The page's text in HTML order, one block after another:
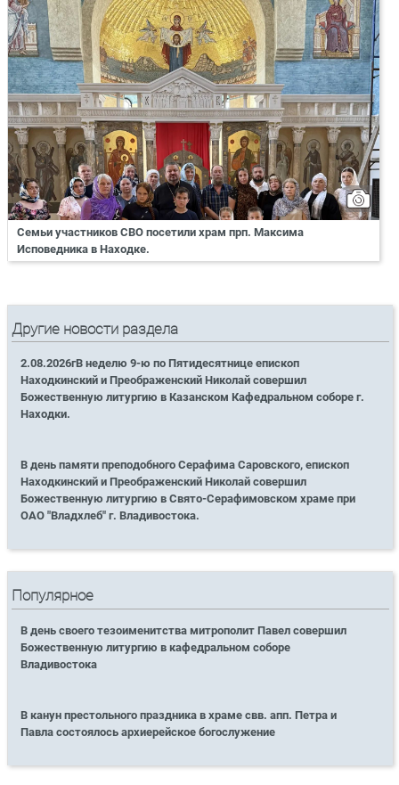
Семьи участников СВО посетили храм прп. Максима
Исповедника в Находке.
Другие новости раздела
2.08.2026гВ неделю 9-ю по Пятидесятнице епископ
Находкинский и Преображенский Николай совершил
Божественную литургию в Казанском Кафедральном соборе г.
Находки.
В день памяти преподобного Серафима Саровского, епископ
Находкинский и Преображенский Николай совершил
Божественную литургию в Свято-Серафимовском храме при
ОАО "Владхлеб" г. Владивостока.
Популярное
В день своего тезоименитства митрополит Павел совершил
Божественную литургию в кафедральном соборе
Владивостока
В канун престольного праздника в храме свв. апп. Петра и
Павла состоялось архиерейское богослужение